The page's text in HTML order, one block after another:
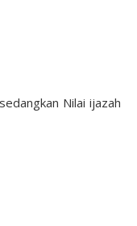
Nilai ijazah